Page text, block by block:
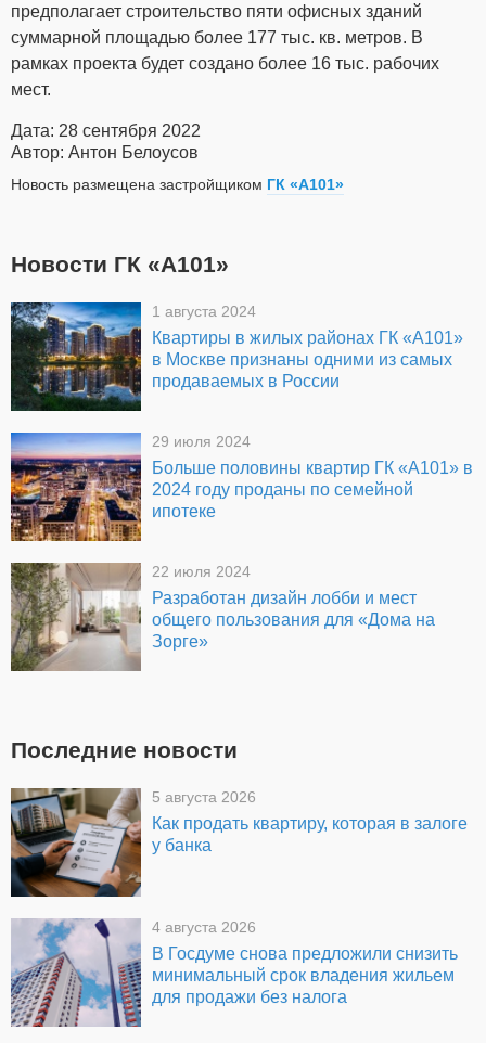
предполагает строительство пяти офисных зданий
суммарной площадью более 177 тыс. кв. метров. В
рамках проекта будет создано более 16 тыс. рабочих
мест.
Дата: 28 сентября 2022
Автор: Антон Белоусов
Новость размещена застройщиком ГК «А101»
Новости ГК «А101»
1 августа 2024
Квартиры в жилых районах ГК «А101»
в Москве признаны одними из самых
продаваемых в России
29 июля 2024
Больше половины квартир ГК «А101» в
2024 году проданы по семейной
ипотеке
22 июля 2024
Разработан дизайн лобби и мест
общего пользования для «Дома на
Зорге»
Последние новости
5 августа 2026
Как продать квартиру, которая в залоге
у банка
4 августа 2026
В Госдуме снова предложили снизить
минимальный срок владения жильем
для продажи без налога